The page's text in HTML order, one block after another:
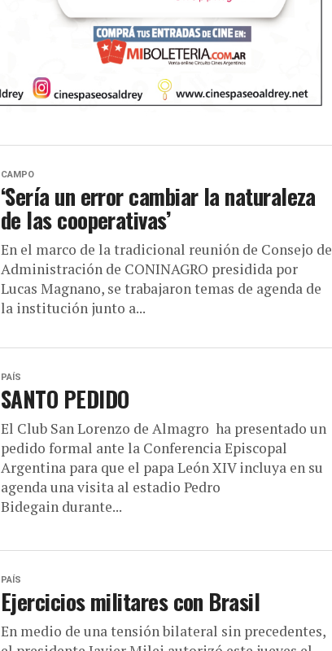
CAMPO
‘Sería un error cambiar la naturaleza
de las cooperativas’
En el marco de la tradicional reunión de Consejo de
Administración de CONINAGRO presidida por
Lucas Magnano, se trabajaron temas de agenda de
la institución junto a...
PAÍS
SANTO PEDIDO
El Club San Lorenzo de Almagro ha presentado un
pedido formal ante la Conferencia Episcopal
Argentina para que el papa León XIV incluya en su
agenda una visita al estadio Pedro
Bidegain durante...
PAÍS
Ejercicios militares con Brasil
En medio de una tensión bilateral sin precedentes,